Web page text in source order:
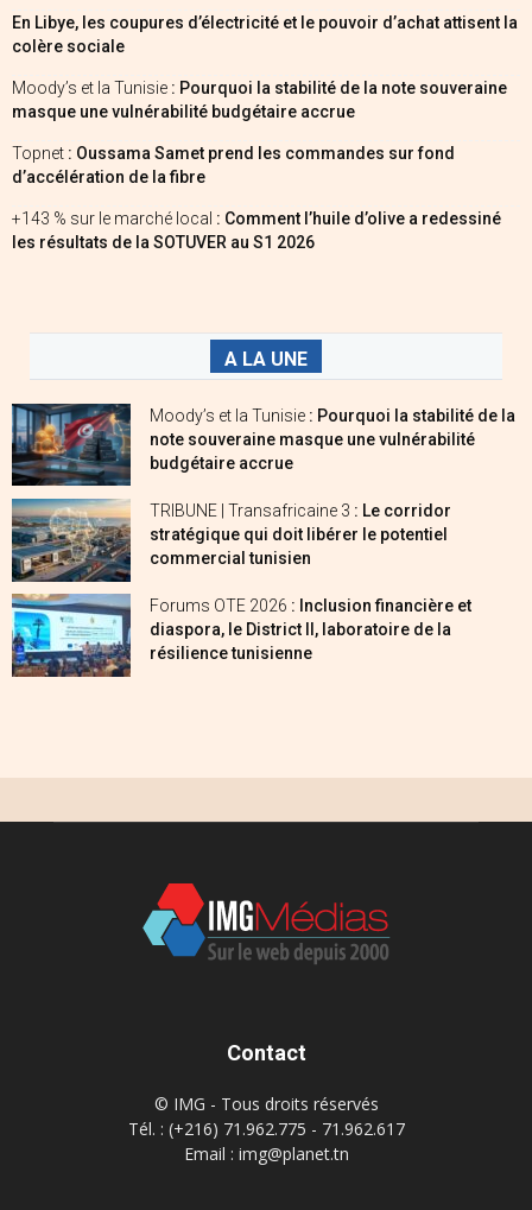
En Libye, les coupures d’électricité et le pouvoir d’achat attisent la
colère sociale
Moody’s et la Tunisie : Pourquoi la stabilité de la note souveraine
masque une vulnérabilité budgétaire accrue
Topnet : Oussama Samet prend les commandes sur fond
d’accélération de la fibre
+143 % sur le marché local : Comment l’huile d’olive a redessiné
les résultats de la SOTUVER au S1 2026
A LA UNE
Moody’s et la Tunisie : Pourquoi la stabilité de la
note souveraine masque une vulnérabilité
budgétaire accrue
TRIBUNE | Transafricaine 3 : Le corridor
stratégique qui doit libérer le potentiel
commercial tunisien
Forums OTE 2026 : Inclusion financière et
diaspora, le District II, laboratoire de la
résilience tunisienne
Contact
© IMG - Tous droits réservés
Tél. : (+216) 71.962.775 - 71.962.617
Email : img@planet.tn